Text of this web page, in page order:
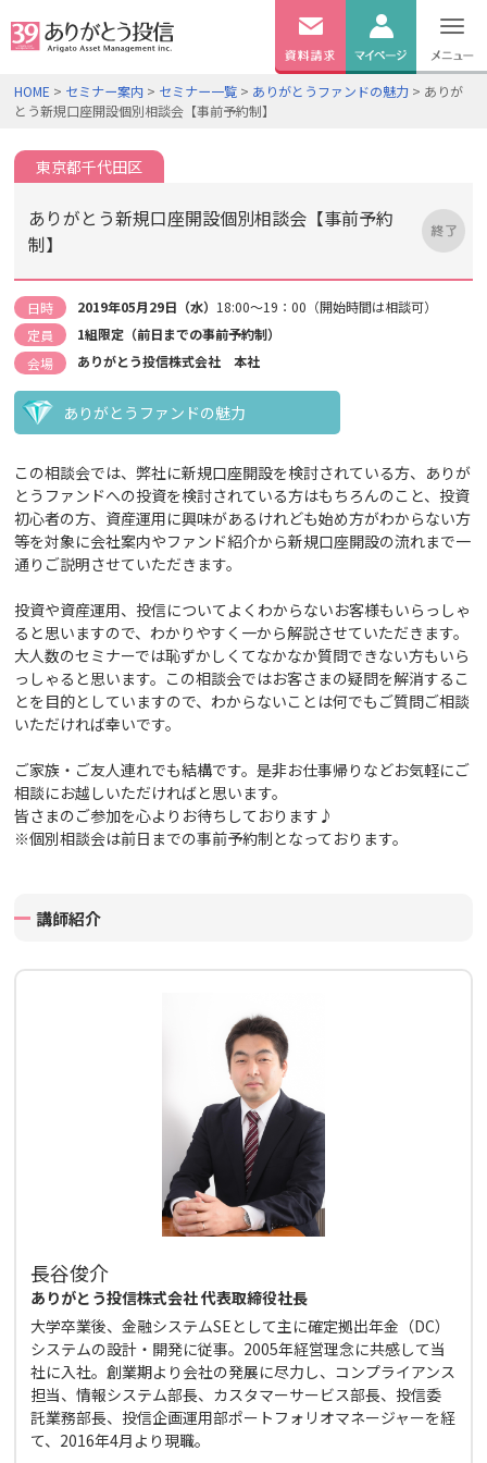
無料資料
ログイン
HOME > セミナー案内 > セミナー一覧 > ありがとうファンドの魅力 > ありが
とう新規口座開設個別相談会【事前予約制】
東京都千代田区
ありがとう新規口座開設個別相談会【事前予約
制】
日時 2019年05月29日（水） 18:00～19：00（開始時間は相談可）
定員
1組限定（前日までの事前予約制）
会場
ありがとう投信株式会社 本社
ありがとうファンドの魅力
この相談会では、弊社に新規口座開設を検討されている方、ありが
とうファンドへの投資を検討されている方はもちろんのこと、投資
初心者の方、資産運用に興味があるけれども始め方がわからない方
等を対象に会社案内やファンド紹介から新規口座開設の流れまで一
通りご説明させていただきます。
投資や資産運用、投信についてよくわからないお客様もいらっしゃ
ると思いますので、わかりやすく一から解説させていただきます。
大人数のセミナーでは恥ずかしくてなかなか質問できない方もいら
っしゃると思います。この相談会ではお客さまの疑問を解消するこ
とを目的としていますので、わからないことは何でもご質問ご相談
いただければ幸いです。
ご家族・ご友人連れでも結構です。是非お仕事帰りなどお気軽にご
相談にお越しいただければと思います。
皆さまのご参加を心よりお待ちしております♪
※個別相談会は前日までの事前予約制となっております。
講師紹介
長谷俊介
ありがとう投信株式会社 代表取締役社長
大学卒業後、金融システムSEとして主に確定拠出年金（DC）
システムの設計・開発に従事。2005年経営理念に共感して当
社に入社。創業期より会社の発展に尽力し、コンプライアンス
担当、情報システム部長、カスタマーサービス部長、投信委
託業務部長、投信企画運用部ポートフォリオマネージャーを経
て、2016年4月より現職。